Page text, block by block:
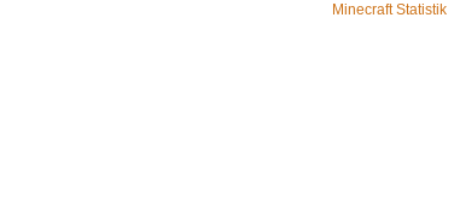
Minecraft Statistik